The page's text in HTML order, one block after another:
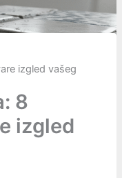
izgled vašeg
8
izgled